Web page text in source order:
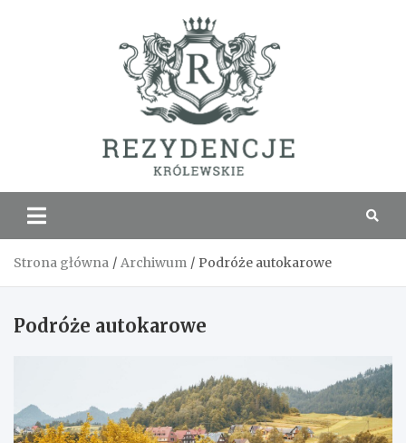
Strona główna Archiwum Podróże autokarowe
Podróże autokarowe